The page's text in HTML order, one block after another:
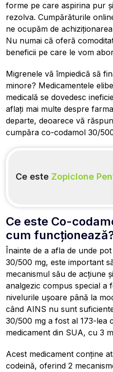
forme pe care aspirina pur
rezolva. Cumpărăturile
ne ocupăm de
Nu numai că oferă
beneficii pe care le vom
Migrenele vă împiedică să
minore? Medicamentele
medicală se dovedesc
aflați mai multe despre
departe, deoarece vă
cumpăra co-codamol 30/
Ce este Zopiclone
Ce este Co-
cum
Înainte de a afla de unde
30/500 mg, este important
mecanismul său de acțiune
analgezic compus special a
nivelurile ușoare până la
când AINS nu sunt
30/500 mg a fost al 173-lea
medicament din SUA, cu 3
Acest medicament conține
codeină, oferind 2